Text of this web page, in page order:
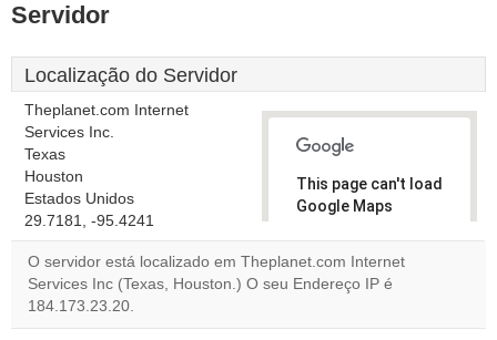
Servidor
Localização do Servidor
Theplanet.com Internet
Services Inc.
Texas
Houston
Estados Unidos
29.7181, -95.4241
This page can't load
Google Maps
Do you
own this
O servidor está localizado em Theplanet.com Internet
Services Inc (Texas, Houston.) O seu Endereço IP é
184.173.23.20.